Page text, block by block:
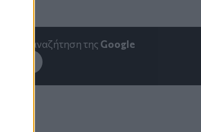
στην αναζήτηση της Google